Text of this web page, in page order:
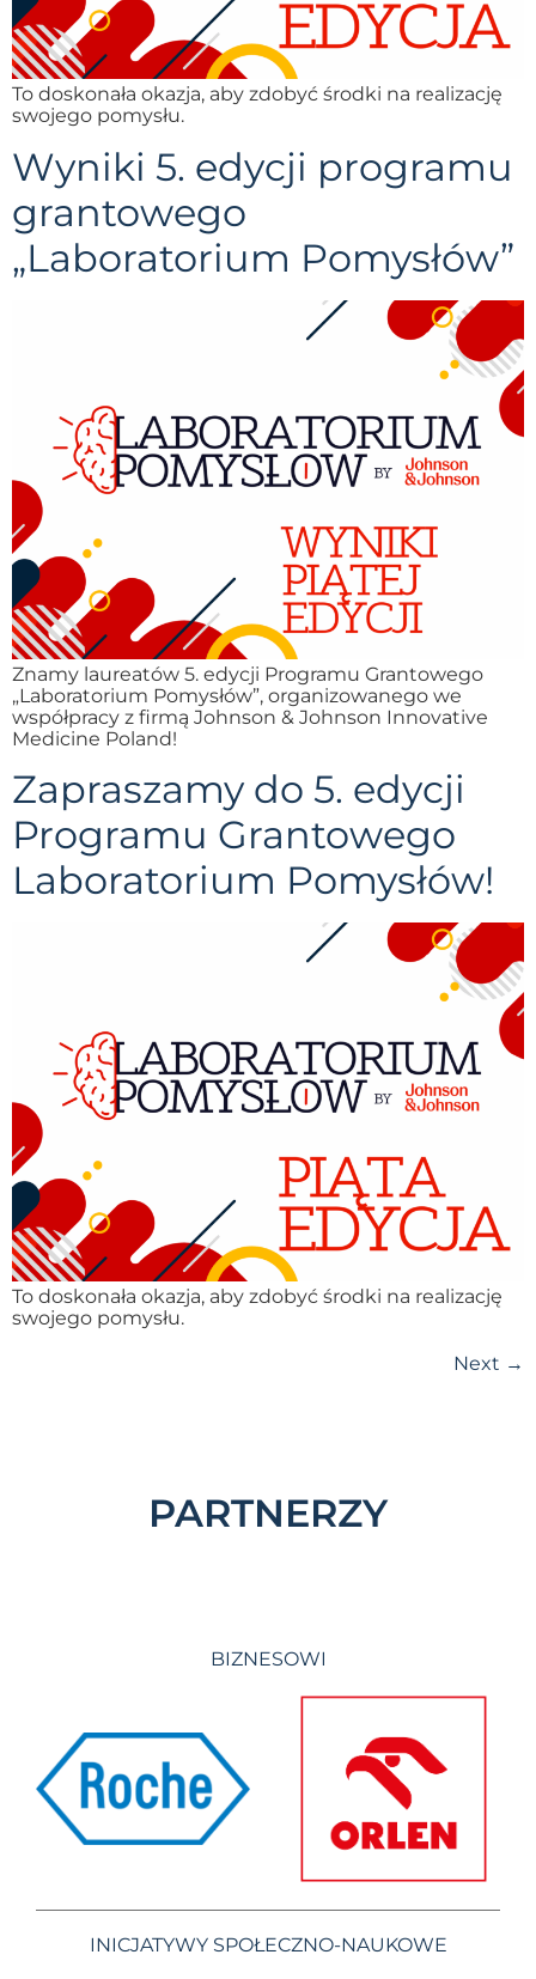
To doskonała okazja, aby zdobyć środki na realizację
swojego pomysłu.
Wyniki 5. edycji programu
grantowego
„Laboratorium Pomysłów”
Znamy laureatów 5. edycji Programu Grantowego
„Laboratorium Pomysłów”, organizowanego we
współpracy z firmą Johnson & Johnson Innovative
Medicine Poland!
Zapraszamy do 5. edycji
Programu Grantowego
Laboratorium Pomysłów!
To doskonała okazja, aby zdobyć środki na realizację
swojego pomysłu.
Next →
PARTNERZY
BIZNESOWI
INICJATYWY SPOŁECZNO-NAUKOWE